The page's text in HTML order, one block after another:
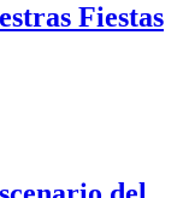
Fiestas